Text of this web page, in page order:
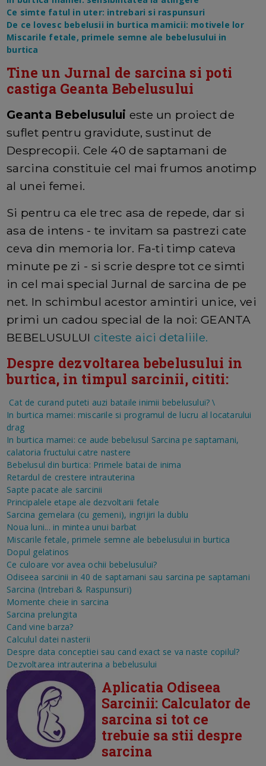
Ce simte fatul in uter: intrebari si raspunsuri
De ce lovesc bebelusii in burtica mamicii: motivele lor
Miscarile fetale, primele semne ale bebelusului in
burtica
Tine un Jurnal de sarcina si poti
castiga Geanta Bebelusului
Geanta Bebelusului este un proiect de
suflet pentru gravidute, sustinut de
Desprecopii. Cele 40 de saptamani de
sarcina constituie cel mai frumos anotimp
al unei femei.
Si pentru ca ele trec asa de repede, dar si
asa de intens - te invitam sa pastrezi cate
ceva din memoria lor. Fa-ti timp cateva
minute pe zi - si scrie despre tot ce simti
in cel mai special Jurnal de sarcina de pe
net. In schimbul acestor amintiri unice, vei
primi un cadou special de la noi: GEANTA
BEBELUSULUI citeste aici detaliile.
Despre dezvoltarea bebelusului in
burtica, in timpul sarcinii, cititi:
Cat de curand puteti auzi bataile inimii bebelusului? \
In burtica mamei: miscarile si programul de lucru al locatarului
drag
In burtica mamei: ce aude bebelusul Sarcina pe saptamani,
calatoria fructului catre nastere
Bebelusul din burtica: Primele batai de inima
Retardul de crestere intrauterina
Sapte pacate ale sarcinii
Principalele etape ale dezvoltarii fetale
Sarcina gemelara (cu gemeni), ingrijiri la dublu
Noua luni... in mintea unui barbat
Miscarile fetale, primele semne ale bebelusului in burtica
Dopul gelatinos
Ce culoare vor avea ochii bebelusului?
Odiseea sarcinii in 40 de saptamani sau sarcina pe saptamani
Sarcina (Intrebari & Raspunsuri)
Momente cheie in sarcina
Sarcina prelungita
Cand vine barza?
Calculul datei nasterii
Despre data conceptiei sau cand exact se va naste copilul?
Dezvoltarea intrauterina a bebelusului
Aplicatia Odiseea
Sarcinii: Calculator de
sarcina si tot ce
trebuie sa stii despre
sarcina